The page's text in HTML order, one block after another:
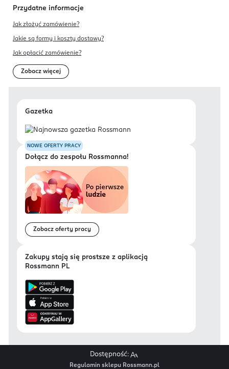
Przydatne informacje
Jak złożyć zamówienie?
Jakie są formy i koszty dostawy?
Jak opłacić zamówienie?
Zobacz więcej
Gazetka
NOWE OFERTY PRACY
Dołącz do zespołu Rossmanna!
Zobacz oferty pracy
Zakupy stają się prostsze z aplikacją
Rossmann PL
Dostępność:
Regulamin sklepu Rossmann.pl